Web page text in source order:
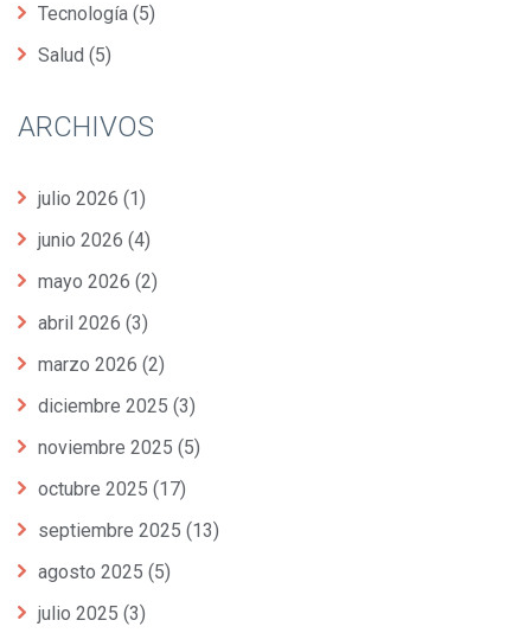
Tecnología (5)
Salud (5)
ARCHIVOS
julio 2026 (1)
junio 2026 (4)
mayo 2026 (2)
abril 2026 (3)
marzo 2026 (2)
diciembre 2025 (3)
noviembre 2025 (5)
octubre 2025 (17)
septiembre 2025 (13)
agosto 2025 (5)
julio 2025 (3)